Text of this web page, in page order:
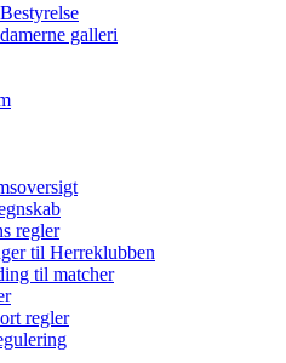
galleri
regler
til Herreklubben
til matcher
regler